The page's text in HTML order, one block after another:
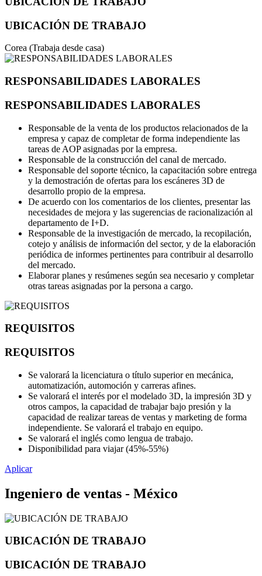
UBICACIÓN DE TRABAJO
Corea (Trabaja desde casa)
RESPONSABILIDADES LABORALES
RESPONSABILIDADES LABORALES
Responsable de la venta de los productos relacionados de la
empresa y capaz de completar de forma independiente las
tareas de AOP asignadas por la empresa.
Responsable de la construcción del canal de mercado.
Responsable del soporte técnico, la capacitación sobre entrega
y la demostración de ofertas para los escáneres 3D de
desarrollo propio de la empresa.
De acuerdo con los comentarios de los clientes, presentar las
necesidades de mejora y las sugerencias de racionalización al
departamento de I+D.
Responsable de la investigación de mercado, la recopilación,
cotejo y análisis de información del sector, y de la elaboración
periódica de informes pertinentes para contribuir al desarrollo
del mercado.
Elaborar planes y resúmenes según sea necesario y completar
otras tareas asignadas por la persona a cargo.
REQUISITOS
REQUISITOS
Se valorará la licenciatura o título superior en mecánica,
automatización, automoción y carreras afines.
Se valorará el interés por el modelado 3D, la impresión 3D y
otros campos, la capacidad de trabajar bajo presión y la
capacidad de realizar tareas de ventas y marketing de forma
independiente. Se valorará el trabajo en equipo.
Se valorará el inglés como lengua de trabajo.
Disponibilidad para viajar (45%-55%)
Aplicar
Ingeniero de ventas - México
UBICACIÓN DE TRABAJO
UBICACIÓN DE TRABAJO